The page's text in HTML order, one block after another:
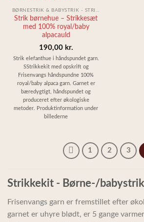
BØRNESTRIK & BABYSTRIK - STRIKKESÆT
Strik børnehue – Strikkesæt
med 100% royal/baby
alpacauld
190,00 kr.
Strik elefanthue i håndspundet garn.
SStrikkekit med opskrift og
Frisenvangs håndspundne 100%
royal/baby alpaca garn. Garnet er
bæredygtigt, håndspundet og
produceret efter økologiske
metoder. Produktinformation under
billederne
1 2 3
Strikkekit - Børne-/babystrik
Frisenvangs garn er fremstillet efter
garnet er uhyre blødt, er 5 gange